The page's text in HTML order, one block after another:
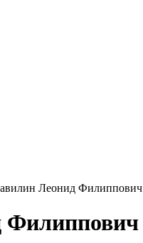
Леонид Филиппович
Филиппович